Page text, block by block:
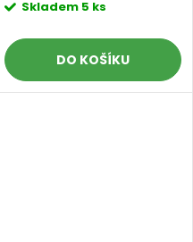
Skladem 5 ks
DO KOŠÍKU